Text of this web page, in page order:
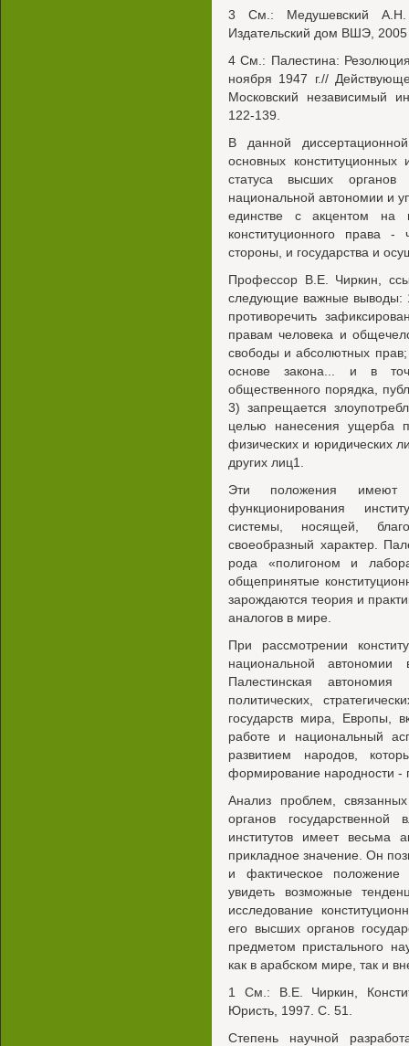
3 См.: Медушевский А.Н.
Издательский дом ВШЭ,
4 См.: Палестина:
ноября 1947 г.//
Московский независимый
122-139.
В данной
основных конституционных
статуса высших органов
национальной автономии и
единстве с акцентом на
конституционного права
стороны, и государства и
Профессор В.Е. Чиркин,
следующие важные выводы:
противоречить
правам человека и
свободы и абсолютных
основе закона... и в
общественного порядка,
3) запрещается
целью нанесения ущерба
физических и юридических
других лиц1.
Эти положения имеют
функционирования
системы, носящей,
своеобразный характер.
рода «полигоном и
общепринятые
зарождаются теория и
аналогов в мире.
При рассмотрении
национальной
Палестинская
политических,
государств мира, Европы,
работе и национальный
развитием народов,
формирование народности -
Анализ проблем,
органов государственной
институтов имеет весьма
прикладное значение. Он
и фактическое положение
увидеть возможные
исследование
его высших органов
предметом пристального
как в арабском мире, так и
1 См.: В.Е. Чиркин,
Юристь, 1997. С. 51.
Степень научной